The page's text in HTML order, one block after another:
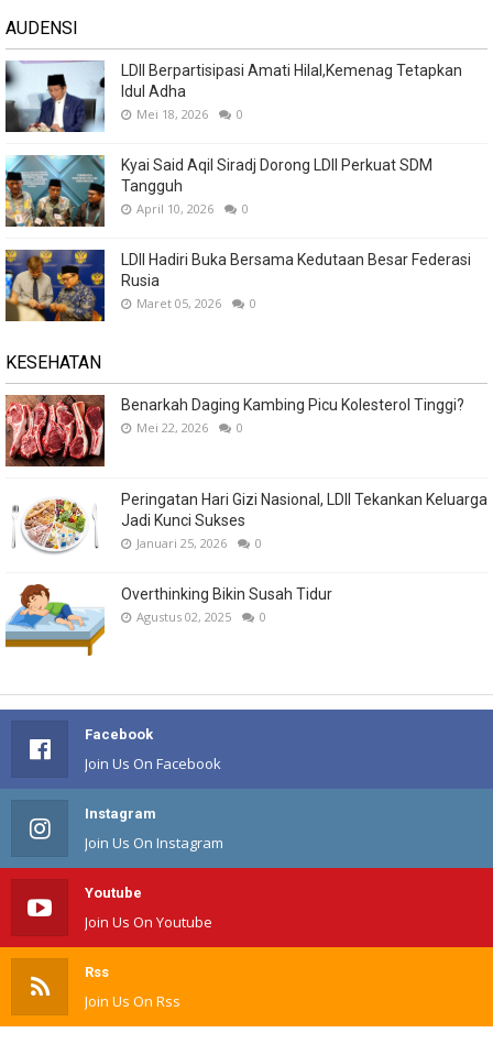
AUDENSI
LDII Berpartisipasi Amati Hilal,Kemenag Tetapkan
Idul Adha
Mei 18, 2026 0
Kyai Said Aqil Siradj Dorong LDII Perkuat SDM
Tangguh
April 10, 2026 0
LDII Hadiri Buka Bersama Kedutaan Besar Federasi
Rusia
Maret 05, 2026 0
KESEHATAN
Benarkah Daging Kambing Picu Kolesterol Tinggi?
Mei 22, 2026 0
Peringatan Hari Gizi Nasional, LDII Tekankan Keluarga
Jadi Kunci Sukses
Januari 25, 2026 0
Overthinking Bikin Susah Tidur
Agustus 02, 2025 0
Facebook
Join Us On Facebook
Instagram
Join Us On Instagram
Youtube
Join Us On Youtube
Rss
Join Us On Rss